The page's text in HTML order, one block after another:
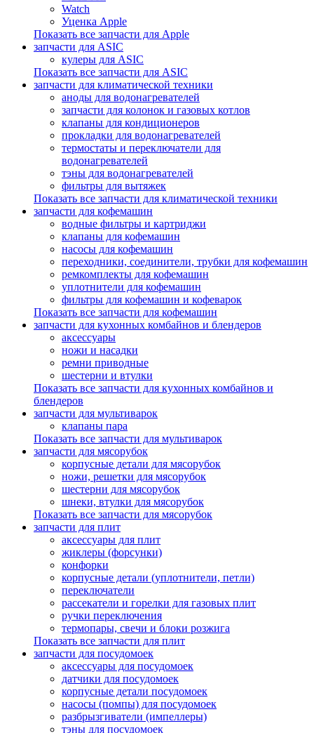
Watch
Уценка Apple
Показать все запчасти для Apple
запчасти для ASIC
кулеры для ASIC
Показать все запчасти для ASIC
запчасти для климатической техники
аноды для водонагревателей
запчасти для колонок и газовых котлов
клапаны для кондиционеров
прокладки для водонагревателей
термостаты и переключатели для
водонагревателей
тэны для водонагревателей
фильтры для вытяжек
Показать все запчасти для климатической техники
запчасти для кофемашин
водные фильтры и картриджи
клапаны для кофемашин
насосы для кофемашин
переходники, соединители, трубки для кофемашин
ремкомплекты для кофемашин
уплотнители для кофемашин
фильтры для кофемашин и кофеварок
Показать все запчасти для кофемашин
запчасти для кухонных комбайнов и блендеров
аксессуары
ножи и насадки
ремни приводные
шестерни и втулки
Показать все запчасти для кухонных комбайнов и
блендеров
запчасти для мультиварок
клапаны пара
Показать все запчасти для мультиварок
запчасти для мясорубок
корпусные детали для мясорубок
ножи, решетки для мясорубок
шестерни для мясорубок
шнеки, втулки для мясорубок
Показать все запчасти для мясорубок
запчасти для плит
аксессуары для плит
жиклеры (форсунки)
конфорки
корпусные детали (уплотнители, петли)
переключатели
рассекатели и горелки для газовых плит
ручки переключения
термопары, свечи и блоки розжига
Показать все запчасти для плит
запчасти для посудомоек
аксессуары для посудомоек
датчики для посудомоек
корпусные детали посудомоек
насосы (помпы) для посудомоек
разбрызгиватели (импеллеры)
тэны для посудомоек